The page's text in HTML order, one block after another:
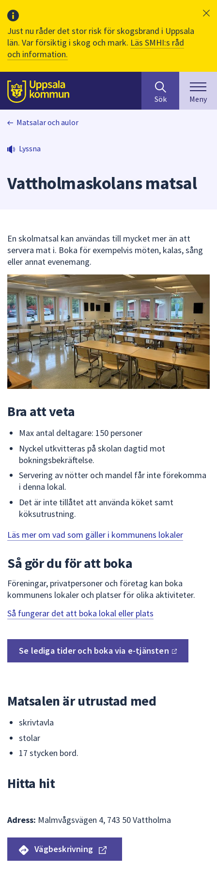
Just nu råder det stor risk för skogsbrand i Uppsala
län. Var försiktig i skog och mark. Läs SMHI:s råd
och information.
Till sidans
huvudinnehåll
efter
innehåll
på
i
presenteras
under
Använd
piltangenterna
för
att
navigera
mellan
sökförslagen
och
enter
för
att
Sök Meny
Matsalar och aulor
Lyssna
Vattholmaskolans matsal
En skolmatsal kan användas till mycket mer än att
servera mat i. Boka för exempelvis möten, kalas, sång
eller annat evenemang.
Bra att veta
Max antal deltagare: 150 personer
Nyckel utkvitteras på skolan dagtid mot
bokningsbekräftelse.
Servering av nötter och mandel får inte förekomma
i denna lokal.
Det är inte tillåtet att använda köket samt
köksutrustning.
Läs mer om vad som gäller i kommunens lokaler
Så gör du för att boka
Föreningar, privatpersoner och företag kan boka
kommunens lokaler och platser för olika aktiviteter.
Så fungerar det att boka lokal eller plats
Se lediga tider och boka via e-tjänsten
Matsalen är utrustad med
skrivtavla
stolar
17 stycken bord.
Hitta hit
Adress: Malmvågsvägen 4, 743 50 Vattholma
Vägbeskrivning